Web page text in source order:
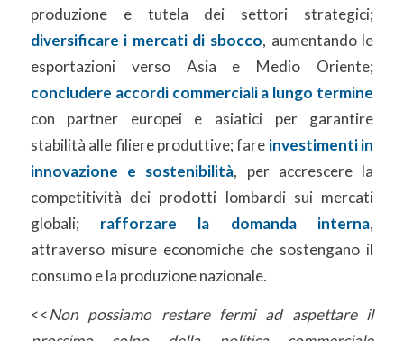
produzione e tutela dei settori strategici;
diversificare i mercati di sbocco, aumentando le
esportazioni verso Asia e Medio Oriente;
concludere accordi commerciali a lungo termine
con partner europei e asiatici per garantire
stabilità alle filiere produttive; fare investimenti in
innovazione e sostenibilità, per accrescere la
competitività dei prodotti lombardi sui mercati
globali; rafforzare la domanda interna,
attraverso misure economiche che sostengano il
consumo e la produzione nazionale.
<<Non possiamo restare fermi ad aspettare il